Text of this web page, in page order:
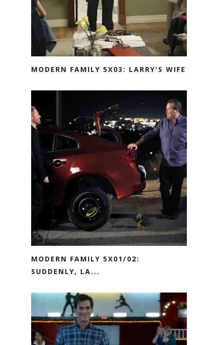
MODERN FAMILY 5X03: LARRY'S WIFE
MODERN FAMILY 5X01/02:
SUDDENLY, LA...